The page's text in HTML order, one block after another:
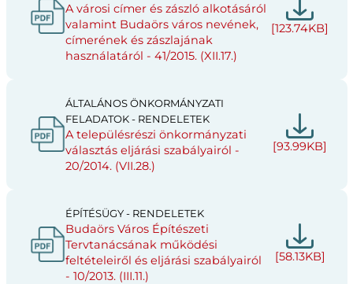
ÉPÍTÉSÜGY - RENDELETEK
Budaörs Város Építészeti
Tervtanácsának működési
feltételeiről és eljárási szabályairól
- 10/2013. (III.11.)
[58.13KB]
A városi címer és zászló alkotásáról
valamint Budaörs város nevének,
címerének és zászlajának
használatáról - 41/2015. (XII.17.)
[123.74KB]
ÁLTALÁNOS ÖNKORMÁNYZATI
FELADATOK - RENDELETEK
A településrészi önkormányzati
választás eljárási szabályairól -
20/2014. (VII.28.)
[93.99KB]